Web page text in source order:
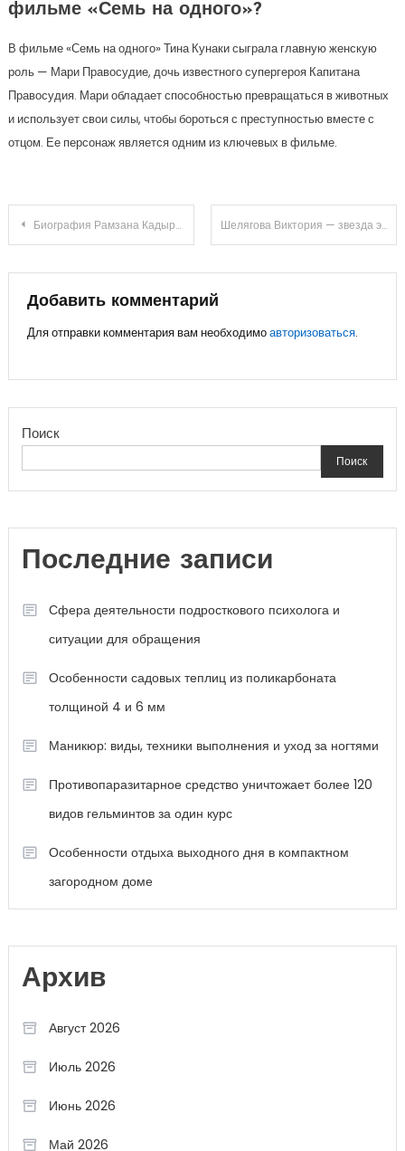
фильме «Семь на одного»?
В фильме «Семь на одного» Тина Кунаки сыграла главную женскую
роль — Мари Правосудие, дочь известного супергероя Капитана
Правосудия. Мари обладает способностью превращаться в животных
и использует свои силы, чтобы бороться с преступностью вместе с
отцом. Ее персонаж является одним из ключевых в фильме.
Навигация
записям
Биография Рамзана Кадырова — личная жизнь, семья и дети главы Чеченской Республики Шелягова Виктория — звезда экранов и сцен — биография, достижения, личная жизнь!
Добавить комментарий
Для отправки комментария вам необходимоавторизоваться.
Поиск
Поиск
Последние записи
Сфера деятельности подросткового психолога и
ситуации для обращения
Особенности садовых теплиц из поликарбоната
толщиной 4 и 6 мм
Маникюр: виды, техники выполнения и уход за ногтями
Противопаразитарное средство уничтожает более 120
видов гельминтов за один курс
Особенности отдыха выходного дня в компактном
загородном доме
Архив
Август 2026
Июль 2026
Июнь 2026
Май 2026